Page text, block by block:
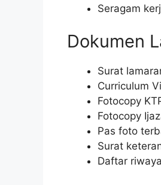
Seragam
Dokumen
Surat
Curriculum
Fotocopy
Fotocopy
Pas foto
Surat
Daftar